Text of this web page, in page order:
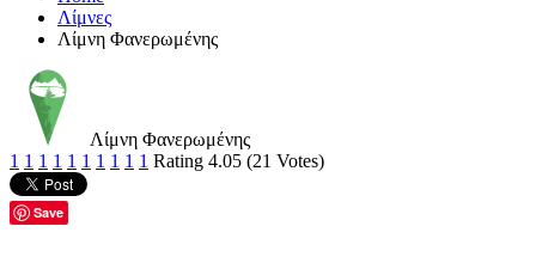
Λίμνες
Λίμνη Φανερωμένης
Λίμνη Φανερωμένης
1 1 1 1 1 1 1 1 1 1 Rating 4.05 (21 Votes)
Save